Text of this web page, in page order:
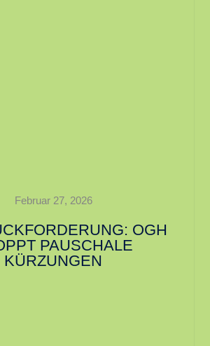
Februar 27, 2026
OGH
PAUSCHALE
KÜRZUNGEN